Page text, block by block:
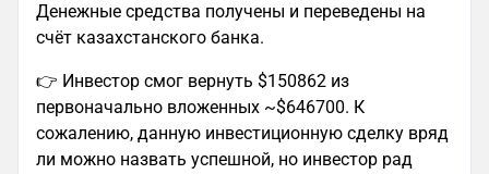
Денежные средства получены и переведены на
счёт казахстанского банка.
👉 Инвестор смог вернуть $150862 из
первоначально вложенных ~$646700. К
сожалению, данную инвестиционную сделку вряд
ли можно назвать успешной, но инвестор рад